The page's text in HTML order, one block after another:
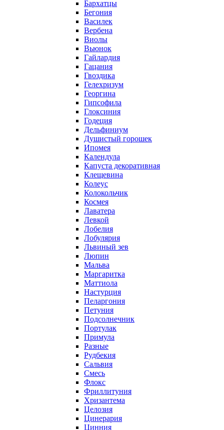
Бархатцы
Бегония
Василек
Вербена
Виолы
Вьюнок
Гайлардия
Гацания
Гвоздика
Гелехризум
Георгина
Гипсофила
Глоксиния
Годеция
Дельфиниум
Душистый горошек
Ипомея
Календула
Капуста декоративная
Клещевина
Колеус
Колокольчик
Космея
Лаватера
Левкой
Лобелия
Лобулярия
Львиный зев
Люпин
Мальва
Маргаритка
Маттиола
Настурция
Пеларгония
Петуния
Подсолнечник
Портулак
Примула
Разные
Рудбекия
Сальвия
Смесь
Флокс
Фриллитуния
Хризантема
Целозия
Цинерария
Цинния